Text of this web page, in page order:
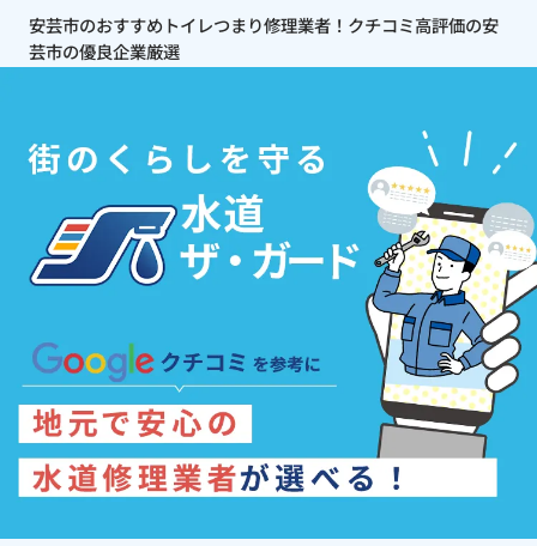
安芸市のおすすめトイレつまり修理業者！クチコミ高評価の安
芸市の優良企業厳選